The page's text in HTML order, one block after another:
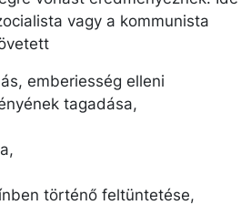
vagy a kommunista
emberiesség elleni
tagadása,
történő feltüntetése,